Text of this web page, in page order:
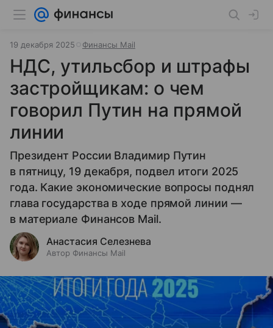
19 декабря 2025 Финансы Mail
НДС, утильсбор и штрафы
застройщикам: о чем
говорил Путин на прямой
линии
Президент России Владимир Путин
в пятницу, 19 декабря, подвел итоги 2025
года. Какие экономические вопросы поднял
глава государства в ходе прямой линии —
в материале Финансов Mail.
Анастасия Селезнева
Автор Финансы Mail